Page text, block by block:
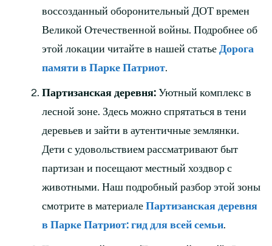
воссозданный оборонительный ДОТ времен
Великой Отечественной войны. Подробнее об
этой локации читайте в нашей статье Дорога
памяти в Парке Патриот.
Партизанская деревня: Уютный комплекс в
лесной зоне. Здесь можно спрятаться в тени
деревьев и зайти в аутентичные землянки.
Дети с удовольствием рассматривают быт
партизан и посещают местный хоздвор с
животными. Наш подробный разбор этой зоны
смотрите в материале Партизанская деревня
в Парке Патриот: гид для всей семьи.